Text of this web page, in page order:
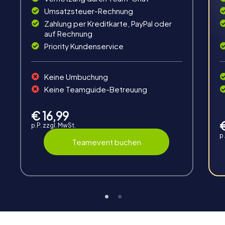
Spaß & Bewegung
Knifflige Rätsel lösen, Teamaufgaben meistern,
Chats zwischen den Teams, Hilfe durch myCityHunt
Umsatzsteuer-Rechnung
Zahlung per Kreditkarte, PayPal oder
auf Rechnung
Priority Kundenservice
Keine Umbuchung
Keine Teamguide-Betreuung
€ 16,99
p.P. zzgl. MwSt.
Teamevent buchen